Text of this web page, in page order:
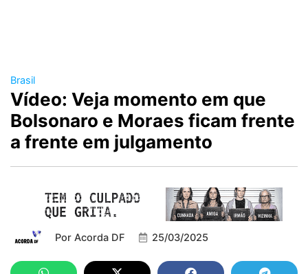
Brasil
Vídeo: Veja momento em que
Bolsonaro e Moraes ficam frente
a frente em julgamento
Por Acorda DF 25/03/2025